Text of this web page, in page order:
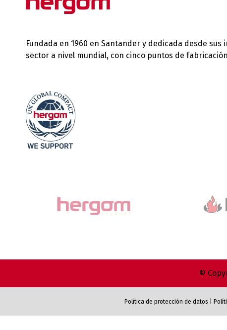
Fundada en 1960 en Santander y dedicada desde
sector a nivel mundial, con cinco puntos de
©
Política de protección de datos